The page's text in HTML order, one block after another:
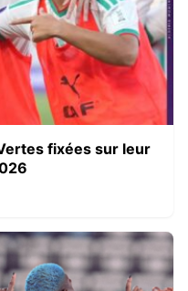
fixées sur leur